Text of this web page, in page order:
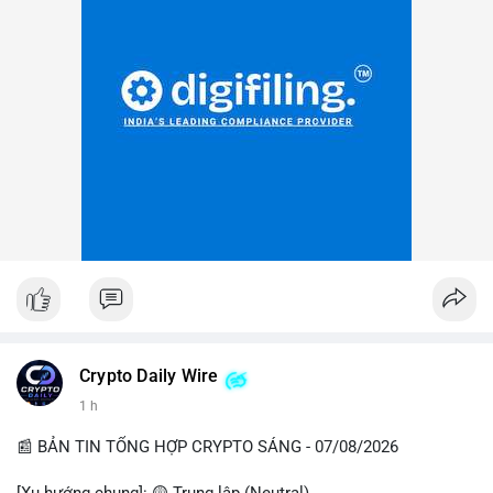
Crypto Daily Wire
1 h
📰 BẢN TIN TỔNG HỢP CRYPTO SÁNG - 07/08/2026